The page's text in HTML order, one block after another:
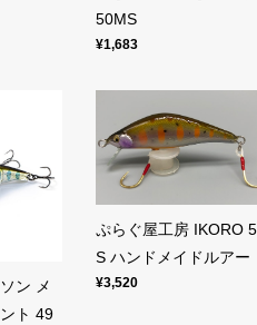
50MS
¥1,683
ン メ
ト 49
ぷらぐ屋工房 IKORO 5
S ハンドメイドルアー
¥3,520